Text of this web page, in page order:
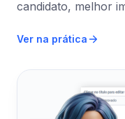
candidato, melhor
Ver na prática